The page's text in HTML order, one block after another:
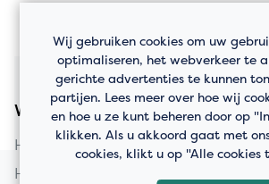
Woningaanbod
Huis kopen in Vlaardingen
Huis kopen in Schiedam
Wij gebruiken cookies om uw
optimaliseren, het webverkeer te
gerichte advertenties te kunnen
partijen. Lees meer over hoe wij
en hoe u ze kunt beheren door op
klikken. Als u akkoord gaat met
cookies, klikt u op "Alle cookies